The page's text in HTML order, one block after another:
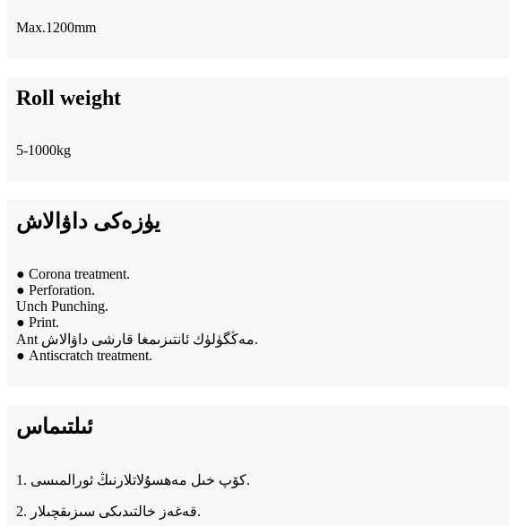
Max.1200mm
Roll weight
5-1000kg
يۈزەكى داۋالاش
● Corona treatment.
● Perforation.
Unch Punching.
● Print.
Ant مەڭگۈلۈك ئانتىزىمغا قارشى داۋالاش.
● Antiscratch treatment.
ئىلتىماس
1. كۆپ خىل مەھسۇلاتلارنىڭ ئورالمىسى.
2. قەغەز خالتىدىكى سىزىقچىلار.